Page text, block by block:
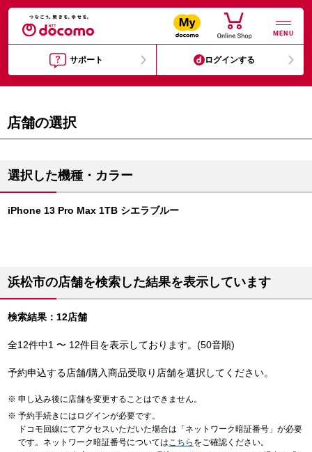
MENU
サポート ログインする
店舗の選択
選択した機種・カラー
iPhone 13 Pro Max 1TB シエラブルー
浜松市の店舗を検索した結果を表示しています
検索結果：12店舗
全12件中1 〜 12件目を表示しております。(50音順)
予約申込する店舗/購入商品受取り店舗を選択してください。
申し込み後に店舗を変更することはできません。
予約手続きにはログインが必要です。
ドコモ回線にてアクセスいただいた場合は「ネットワーク暗証番号」が必要
です。ネットワーク暗証番号についてはこちら をご確認ください。